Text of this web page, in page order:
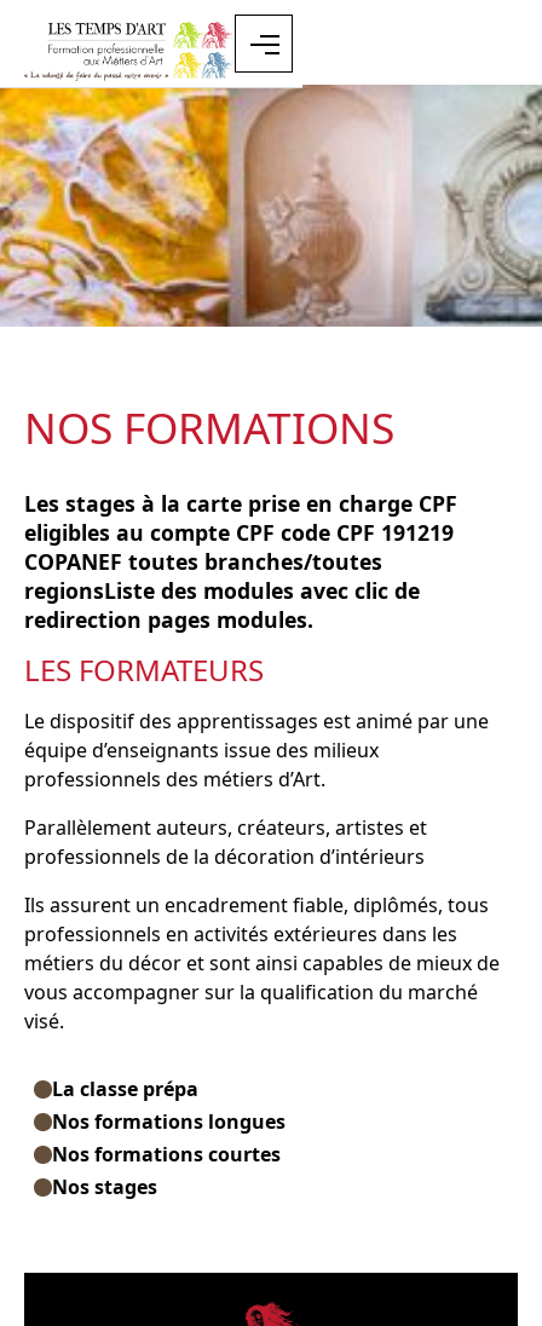
NOS FORMATIONS
Les stages à la carte prise en charge CPF
eligibles au compte CPF code CPF 191219
COPANEF toutes branches/toutes
regionsListe des modules avec clic de
redirection pages modules.
LES FORMATEURS
Le dispositif des apprentissages est animé par une
équipe d’enseignants issue des milieux
professionnels des métiers d’Art.
Parallèlement auteurs, créateurs, artistes et
professionnels de la décoration d’intérieurs
Ils assurent un encadrement fiable, diplômés, tous
professionnels en activités extérieures dans les
métiers du décor et sont ainsi capables de mieux de
vous accompagner sur la qualification du marché
visé.
La classe prépa
Nos formations longues
Nos formations courtes
Nos stages